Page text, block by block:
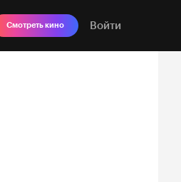
Смотреть кино Войти